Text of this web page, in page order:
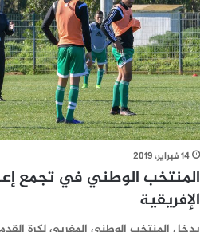
14 فبراير، 2019
المنتخب الوطني في تجمع
الإفريقية